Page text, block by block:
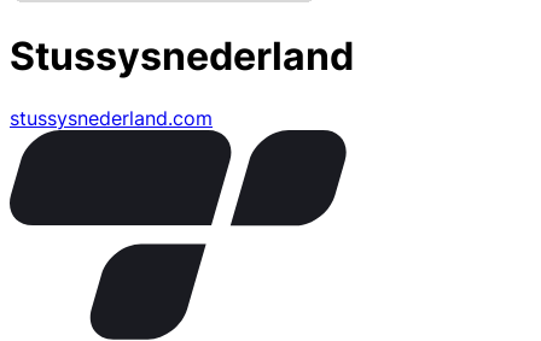
Stussysnederland
stussysnederland.com